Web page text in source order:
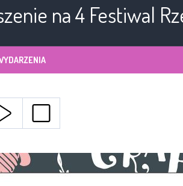
na 4 Festiwal